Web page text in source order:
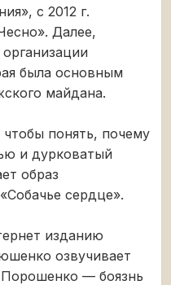
с 2012 г.
Далее,
была основным
майдана.
понять, почему
и дурковатый
образ
сердце».
изданию
озвучивает
Порошенко — боязнь